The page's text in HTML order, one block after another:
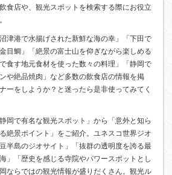
食店や、観光スポットを検索する際にお役立
津港で水揚げされた新鮮な海の幸」「下田で
目鯛」「絶景の富士山を仰ぎながら楽しめる
食す地元食材を使った数々の料理」「静岡で
や絶品焼肉」など多数の飲食店の情報を掲
ーをしようか？と迷ったら是非使ってみてく
岡で有名な観光スポット」から「意外と知ら
絶景ポイント」をご紹介。ユネスコ世界ジオ
半島のジオサイト」「抜群の透明度を誇る最
」「歴史を感じる寺院やパワースポットとし
ならではの観光情報が盛りだくさん。観光ル